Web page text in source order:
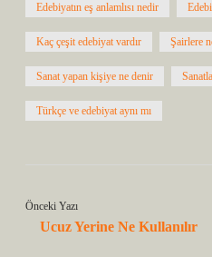
Edebiyatın eş anlamlısı nedir
Kaç çeşit edebiyat vardır Şairlere
Sanat yapan kişiye ne denir
Türkçe ve edebiyat aynı mı
Önceki Yazı
Ucuz Yerine Ne Kullanılır